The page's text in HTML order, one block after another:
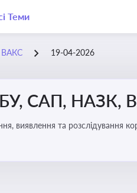
Теми
ВАКС 19-04-2026
САП, НАЗК,
виявлення та розслідування
управлінні та бізнесі